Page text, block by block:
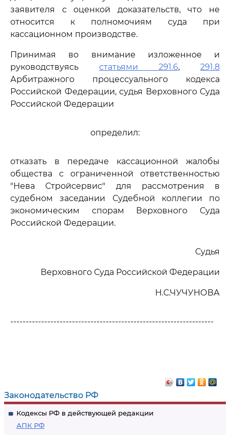
Законодательство РФ
Кодексы РФ в действующей редакции
АПК РФ
заявителя с оценкой доказательств, что не
относится к полномочиям суда при
кассационном производстве.
Принимая во внимание изложенное и
руководствуясь статьями 291.6, 291.8
Арбитражного процессуального кодекса
Российской Федерации, судья Верховного Суда
Российской Федерации
определил:
отказать в передаче кассационной жалобы
общества с ограниченной ответственностью
"Нева Стройсервис" для рассмотрения в
судебном заседании Судебной коллегии по
экономическим спорам Верховного Суда
Российской Федерации.
Судья
Верховного Суда Российской Федерации
Н.С.ЧУЧУНОВА
------------------------------------------------------------------